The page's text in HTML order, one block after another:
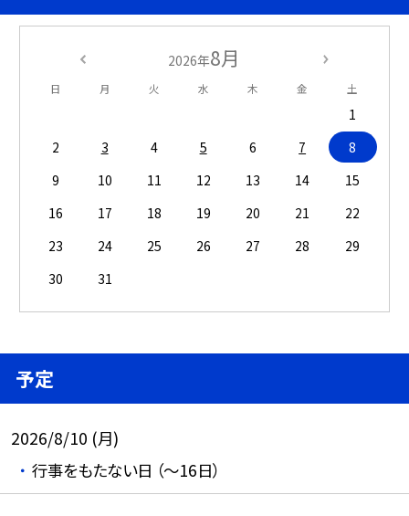
2026年8月
日 月 火 水 木 金 土
1
2
3 4 5 6 7
8
9
10 11 12 13 14
15
16
17 18 19 20 21
22
23
24 25 26 27 28
29
30
31
予定
2026/8/10 (月)
行事をもたない日 （～16日）